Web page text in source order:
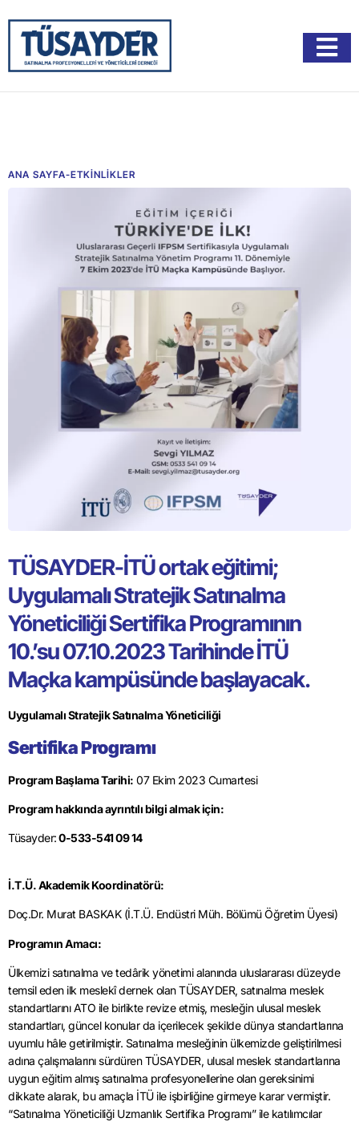
ANA SAYFA-ETKİNLİKLER
TÜSAYDER-İTÜ ortak eğitimi;
Uygulamalı Stratejik Satınalma
Yöneticiliği Sertifika Programının
10.’su 07.10.2023 Tarihinde İTÜ
Maçka kampüsünde başlayacak.
Uygulamalı Stratejik Satınalma Yöneticiliği
Sertifika Programı
Program Başlama Tarihi: 07 Ekim 2023 Cumartesi
Program hakkında ayrıntılı bilgi almak için:
Tüsayder:0-533-541 09 14
İ.T.Ü. Akademik Koordinatörü:
Doç.Dr. Murat BASKAK (İ.T.Ü. Endüstri Müh. Bölümü Öğretim Üyesi)
Programın Amacı:
Ülkemizi satınalma ve tedârik yönetimi alanında uluslararası düzeyde
temsil eden ilk meslekî dernek olan TÜSAYDER, satınalma meslek
standartlarını ATO ile birlikte revize etmiş, mesleğin ulusal meslek
standartları, güncel konular da içerilecek şekilde dünya standartlarına
uyumlu hâle getirilmiştir. Satınalma mesleğinin ülkemizde geliştirilmesi
adına çalışmalarını sürdüren TÜSAYDER, ulusal meslek standartlarına
uygun eğitim almış satınalma profesyonellerine olan gereksinimi
dikkate alarak, bu amaçla İTÜ ile işbirliğine girmeye karar vermiştir.
“Satınalma Yöneticiliği Uzmanlık Sertifika Programı” ile katılımcılar